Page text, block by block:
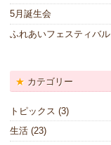
5月誕生会
ふれあいフェスティバル
カテゴリー
トピックス (3)
生活 (23)